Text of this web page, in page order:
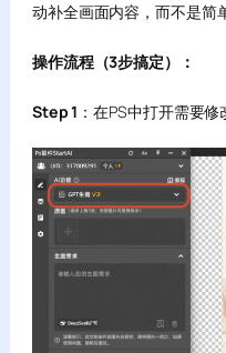
动补全画面内容，而不是简
操作流程（3步搞定）：
Step 1 ：在PS中打开需要